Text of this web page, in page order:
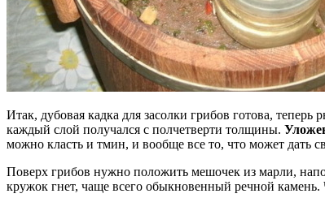
Итак, дубовая кадка для засолки грибов готова,
каждый слой получался с полчетверти толщины.
можно класть и тмин, и вообще все то, что может дать
Поверх грибов нужно положить мешочек из марли,
кружок гнет, чаще всего обыкновенный речной